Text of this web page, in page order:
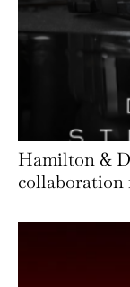
Hamilton &
collaboration